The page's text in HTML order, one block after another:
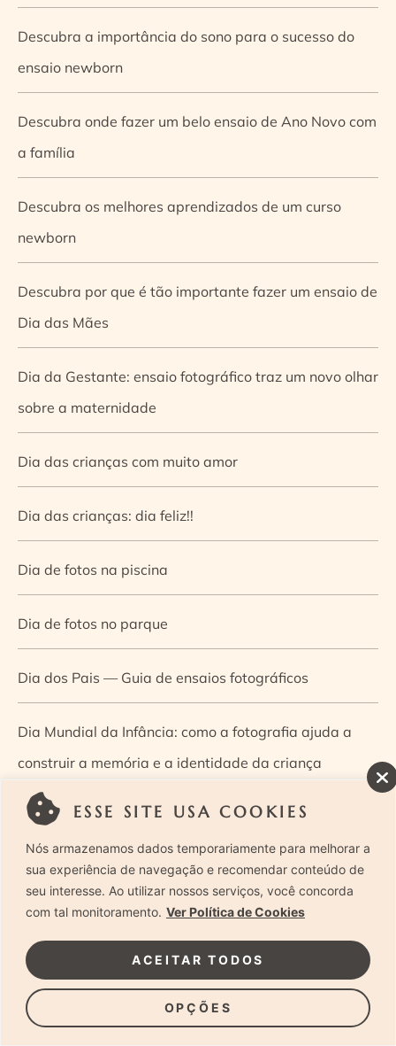
ESSE SITE USA COOKIES
Nós armazenamos dados temporariamente para melhorar a
sua experiência de navegação e recomendar conteúdo de
seu interesse. Ao utilizar nossos serviços, você concorda
com tal monitoramento. Ver Política de Cookies
OPÇÕES
ACEITAR TODOS
Descubra a importância do sono para o sucesso do
ensaio newborn
Descubra onde fazer um belo ensaio de Ano Novo com
a família
Descubra os melhores aprendizados de um curso
newborn
Descubra por que é tão importante fazer um ensaio de
Dia das Mães
Dia da Gestante: ensaio fotográfico traz um novo olhar
sobre a maternidade
Dia das crianças com muito amor
Dia das crianças: dia feliz!!
Dia de fotos na piscina
Dia de fotos no parque
Dia dos Pais — Guia de ensaios fotográficos
Dia Mundial da Infância: como a fotografia ajuda a
construir a memória e a identidade da criança
Diário de uma grávida e sua pequena
Dica de especialista: como otimizar o fluxo de trabalho
no ensaio newborn?
Dica de especialista: qual o melhor guia de poses para
fotografia newborn?